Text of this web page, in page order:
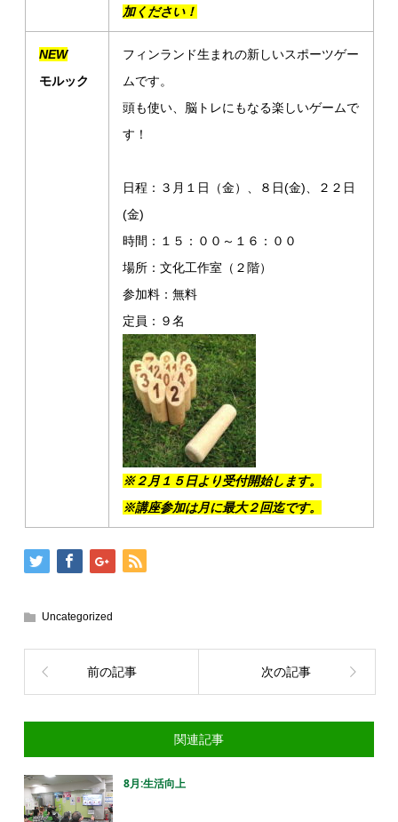
加ください！
NEW
モルック
フィンランド生まれの新しいスポーツゲー
ムです。
頭も使い、脳トレにもなる楽しいゲームで
す！
日程：３月１日（金）、８日(金)、２２日
(金)
時間：１５：００～１６：００
場所：文化工作室（２階）
参加料：無料
定員：９名
※２月１５日より受付開始します。
※講座参加は月に最大２回迄です。
Uncategorized
前の記事 次の記事
関連記事
8月:生活向上